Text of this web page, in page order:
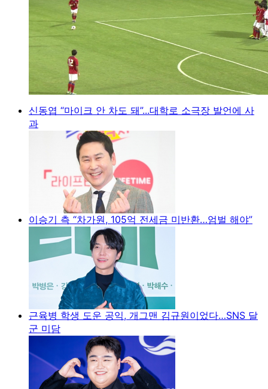
신동엽 “마이크 안 차도 돼”...대학로 소극장 발언에 사
과
이승기 측 “차가원, 105억 전세금 미반환…엄벌 해야”
근육병 학생 도운 공익, 개그맨 김규원이었다…SNS 달
군 미담